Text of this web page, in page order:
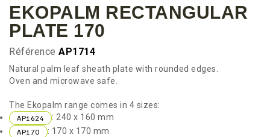
EKOPALM RECTANGULAR
PLATE 170
Référence AP1714
Natural palm leaf sheath plate with rounded edges.
Oven and microwave safe.
The Ekopalm range comes in 4 sizes:
AP1624 : 240 x 160 mm
AP170 : 170 x 170 mm